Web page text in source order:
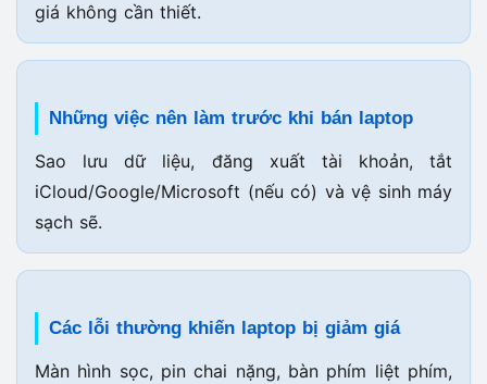
giá không cần thiết.
Những việc nên làm trước khi bán laptop
Sao lưu dữ liệu, đăng xuất tài khoản, tắt
iCloud/Google/Microsoft (nếu có) và vệ sinh máy
sạch sẽ.
Các lỗi thường khiến laptop bị giảm giá
Màn hình sọc, pin chai nặng, bàn phím liệt phím,